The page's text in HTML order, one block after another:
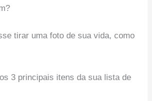
tirar uma foto de sua vida, como
3 principais itens da sua lista de